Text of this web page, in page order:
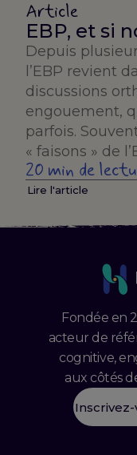
Article
EBP, et si
Depuis
l’EBP revient
discussions
engouement,
parfois.
« faisons » de
20 min de
Lire l'article
Fondée en
acteur de
cognitive,
aux côtés